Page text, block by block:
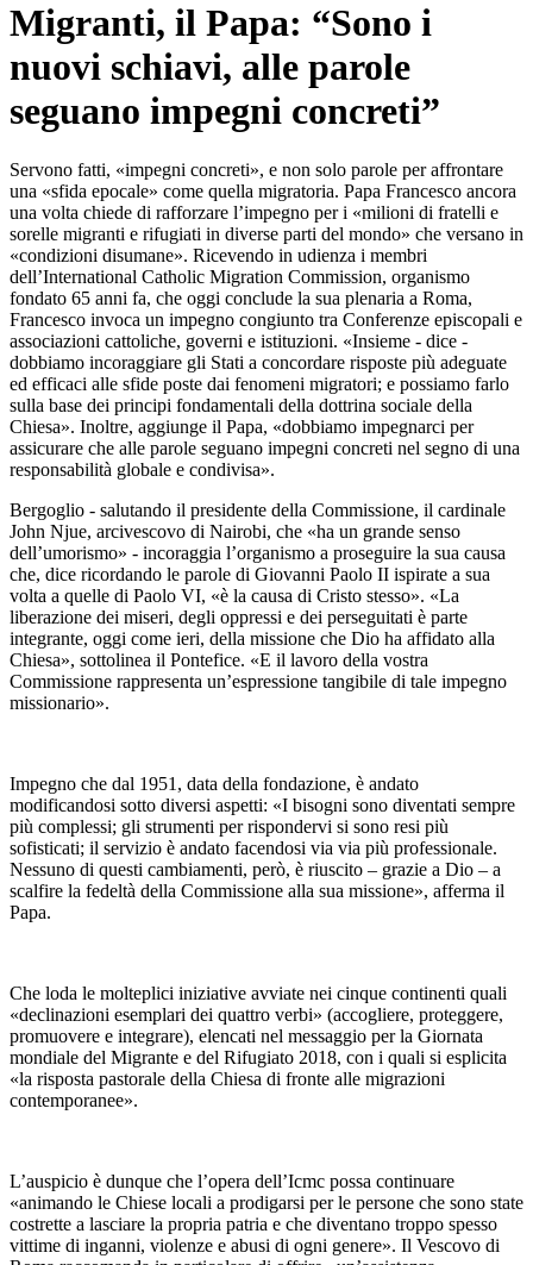
Migranti, il Papa: “Sono i
nuovi schiavi, alle parole
seguano impegni concreti”
Servono fatti, «impegni concreti», e non solo parole per affrontare
una «sfida epocale» come quella migratoria. Papa Francesco ancora
una volta chiede di rafforzare l’impegno per i «milioni di fratelli e
sorelle migranti e rifugiati in diverse parti del mondo» che versano in
«condizioni disumane». Ricevendo in udienza i membri
dell’International Catholic Migration Commission, organismo
fondato 65 anni fa, che oggi conclude la sua plenaria a Roma,
Francesco invoca un impegno congiunto tra Conferenze episcopali e
associazioni cattoliche, governi e istituzioni. «Insieme - dice -
dobbiamo incoraggiare gli Stati a concordare risposte più adeguate
ed efficaci alle sfide poste dai fenomeni migratori; e possiamo farlo
sulla base dei principi fondamentali della dottrina sociale della
Chiesa». Inoltre, aggiunge il Papa, «dobbiamo impegnarci per
assicurare che alle parole seguano impegni concreti nel segno di una
responsabilità globale e condivisa».
Bergoglio - salutando il presidente della Commissione, il cardinale
John Njue, arcivescovo di Nairobi, che «ha un grande senso
dell’umorismo» - incoraggia l’organismo a proseguire la sua causa
che, dice ricordando le parole di Giovanni Paolo II ispirate a sua
volta a quelle di Paolo VI, «è la causa di Cristo stesso». «La
liberazione dei miseri, degli oppressi e dei perseguitati è parte
integrante, oggi come ieri, della missione che Dio ha affidato alla
Chiesa», sottolinea il Pontefice. «E il lavoro della vostra
Commissione rappresenta un’espressione tangibile di tale impegno
missionario».
Impegno che dal 1951, data della fondazione, è andato
modificandosi sotto diversi aspetti: «I bisogni sono diventati sempre
più complessi; gli strumenti per rispondervi si sono resi più
sofisticati; il servizio è andato facendosi via via più professionale.
Nessuno di questi cambiamenti, però, è riuscito – grazie a Dio – a
scalfire la fedeltà della Commissione alla sua missione», afferma il
Papa.
Che loda le molteplici iniziative avviate nei cinque continenti quali
«declinazioni esemplari dei quattro verbi» (accogliere, proteggere,
promuovere e integrare), elencati nel messaggio per la Giornata
mondiale del Migrante e del Rifugiato 2018, con i quali si esplicita
«la risposta pastorale della Chiesa di fronte alle migrazioni
contemporanee».
L’auspicio è dunque che l’opera dell’Icmc possa continuare
«animando le Chiese locali a prodigarsi per le persone che sono state
costrette a lasciare la propria patria e che diventano troppo spesso
vittime di inganni, violenze e abusi di ogni genere». Il Vescovo di